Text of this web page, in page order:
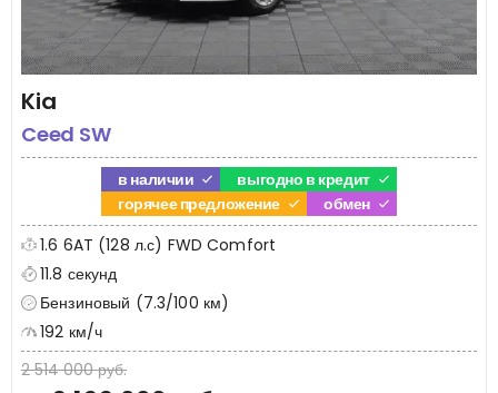
Kia
Ceed SW
в наличии
выгодно в кредит
горячее предложение
обмен
1.6 6AT (128 л.с) FWD Comfort
11.8 секунд
Бензиновый (7.3/100 км)
192 км/ч
2 514 000 руб.